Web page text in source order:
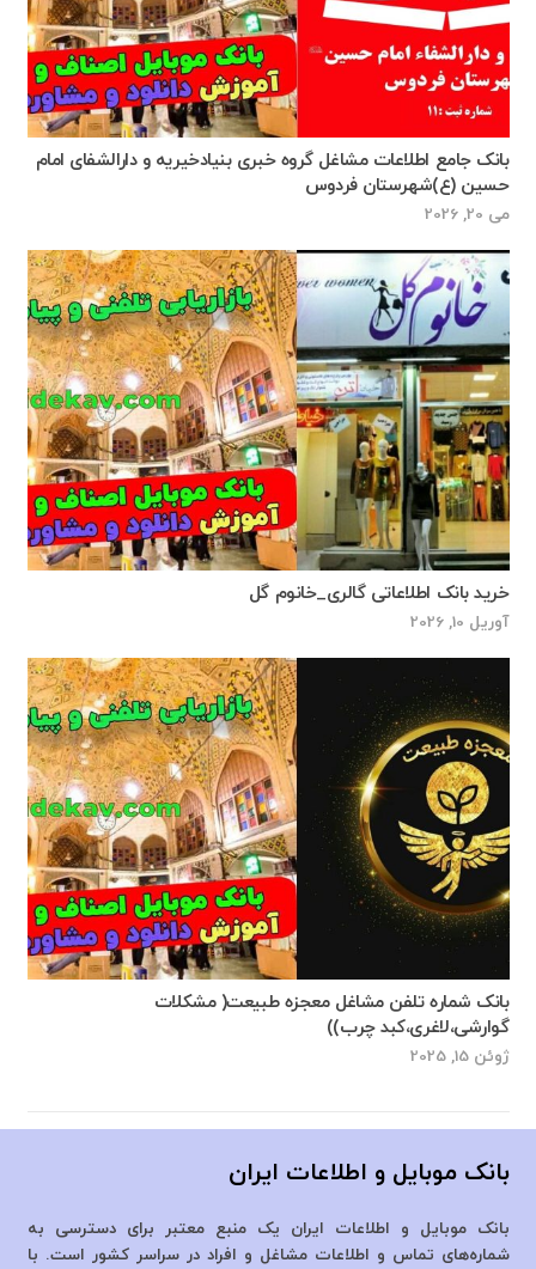
بانک جامع اطلاعات مشاغل گروه خبری بنیادخیریه و دارالشفای امام
حسین (ع)شهرستان فردوس
می 20, 2026
خرید بانک اطلاعاتی گالری_خانوم گل
آوریل 10, 2026
بانک شماره تلفن مشاغل معجزه طبیعت( مشکلات
گوارشی،لاغری،کبد چرب))
ژوئن 15, 2025
بانک موبایل و اطلاعات ایران
بانک موبایل و اطلاعات ایران یک منبع معتبر برای دسترسی به
شماره‌های تماس و اطلاعات مشاغل و افراد در سراسر کشور است. با